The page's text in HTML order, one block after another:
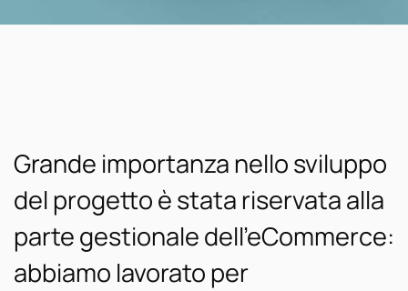
Grande importanza nello sviluppo
del progetto è stata riservata alla
parte gestionale dell’eCommerce:
abbiamo lavorato per